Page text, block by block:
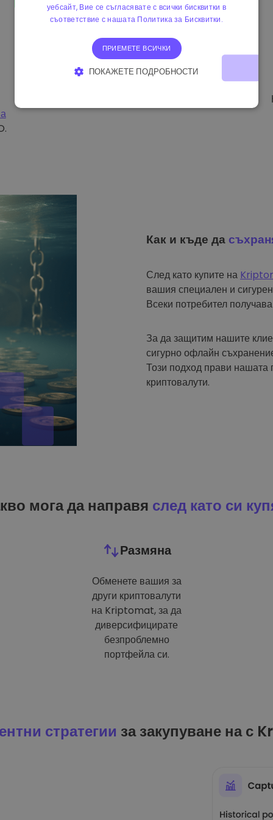
Как и къде да
След като купите на
вашия специален и
Всеки потребител
За да защитим нашите
сигурно офлайн
Този подход прави
криптовалути.
мога да направя след като си
Размяна
Обменете вашия за
други криптовалути
на Kriptomat, за да
диверсифицирате
безпроблемно
портфейла си.
стратегии за закупуване на с
уебсайт, Вие се съгласявате с всички бисквитки в
съответствие с нашата Политика за Бисквитки.
ПРИЕМЕТЕ ВСИЧКИ
ПОКАЖЕТЕ ПОДРОБНОСТИ